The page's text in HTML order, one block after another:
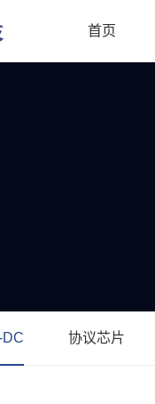
首页
协议芯片